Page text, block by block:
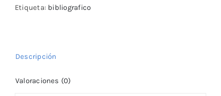
cantidad
Etiqueta: bibliografico
Descripción
Valoraciones (0)